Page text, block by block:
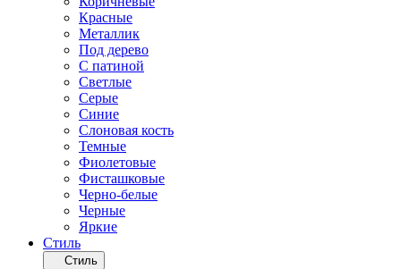
Красные
Металлик
Под дерево
С патиной
Светлые
Серые
Синие
Слоновая кость
Темные
Фиолетовые
Фисташковые
Черно-белые
Черные
Яркие
Стиль
Стиль